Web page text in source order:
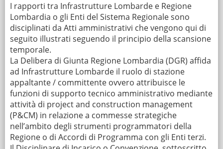
I rapporti tra Infrastrutture Lombarde e Regione
Lombardia o gli Enti del Sistema Regionale sono
disciplinati da Atti amministrativi che vengono qui di
seguito illustrati seguendo il principio della scansione
temporale.
La Delibera di Giunta Regione Lombardia (DGR) affida
ad Infrastrutture Lombarde il ruolo di stazione
appaltante / committente ovvero attribuisce le
funzioni di supporto tecnico amministrativo mediante
attività di project and construction management
(P&CM) in relazione a commesse strategiche
nell’ambito degli strumenti programmatori della
Regione o di Accordi di Programma con gli Enti terzi.